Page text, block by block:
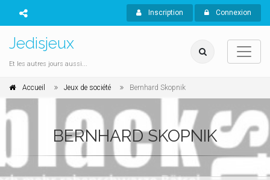
Inscription Connexion
Jedisjeux
Et les autres jours aussi...
Accueil Jeux de société Bernhard Skopnik
BERNHARD SKOPNIK